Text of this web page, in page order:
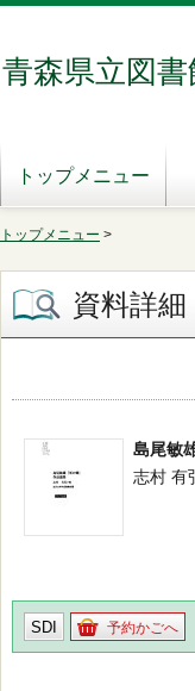
青森県立図書
トップメニュー
トップメニュー >
資料詳細
島尾敏
志村 有
SDI 予約かごへ